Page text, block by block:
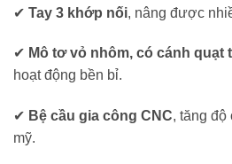
✔ Tay 3 khớp nối, nâng được
✔ Mô tơ vỏ nhôm, có cánh quạt
hoạt động bền bỉ.
✔ Bệ cầu gia công CNC, tăng độ
mỹ.